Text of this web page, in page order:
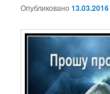
Опубликовано13.03.2016